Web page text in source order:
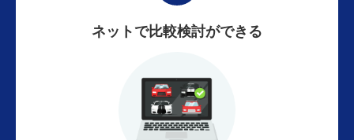
ネットで比較検討ができる